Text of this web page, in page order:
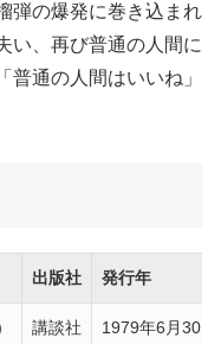
弾の爆発に巻き込まれ
い、再び普通の人間に
普通の人間はいいね」
出版社 発行年
講談社 1979年6月30日